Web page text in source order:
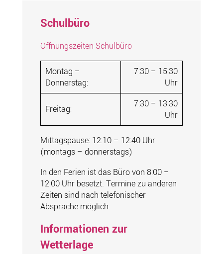
Schulbüro
Öffnungszeiten Schulbüro
Montag –
Donnerstag:
7:30 – 15:30
Uhr
Freitag:
7:30 – 13:30
Uhr
Mittagspause: 12:10 – 12:40 Uhr
(montags – donnerstags)
In den Ferien ist das Büro von 8:00 –
12:00 Uhr besetzt. Termine zu anderen
Zeiten sind nach telefonischer
Absprache möglich.
Informationen zur
Wetterlage